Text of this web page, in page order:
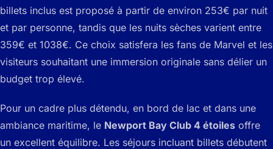
billets inclus est proposé à partir de environ 253€ par nuit
et par personne, tandis que les nuits sèches varient entre
359€ et 1038€. Ce choix satisfera les fans de Marvel et les
visiteurs souhaitant une immersion originale sans délier un
budget trop élevé.
Pour un cadre plus détendu, en bord de lac et dans une
ambiance maritime, le Newport Bay Club 4 étoiles offre
un excellent équilibre. Les séjours incluant billets débutent